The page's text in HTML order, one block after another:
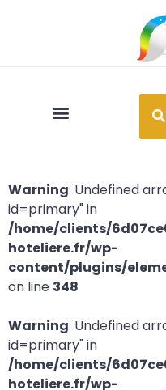
Warning: Undefined
id=primary" in
/home/clients/
hoteliere.fr/wp-
content/plugins/
on line 348
Warning: Undefined
id=primary" in
/home/clients/
hoteliere.fr/wp-